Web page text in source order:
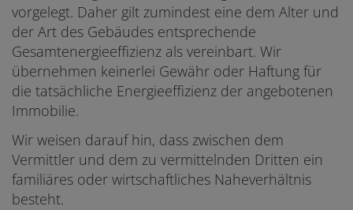
vorgelegt. Daher gilt zumindest eine dem Alter und
der Art des Gebäudes entsprechende
Gesamtenergieeffizienz als vereinbart. Wir
übernehmen keinerlei Gewähr oder Haftung für
die tatsächliche Energieeffizienz der angebotenen
Immobilie.
Wir weisen darauf hin, dass zwischen dem
Vermittler und dem zu vermittelnden Dritten ein
familiäres oder wirtschaftliches Naheverhältnis
besteht.